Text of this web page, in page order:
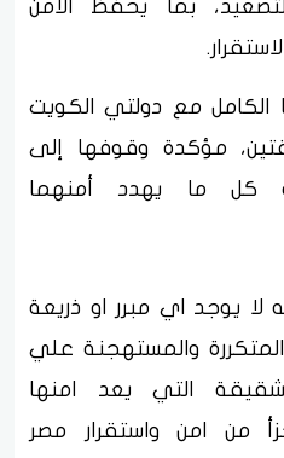
بما يحفظ الأمن
الكامل مع دولتي الكويت
مؤكدة وقوفها إلى
كل ما يهدد أمنهما
يوجد اي مبرر او ذريعة
المتكررة والمستهجنة علي
التي يعد امنها
من امن واستقرار مصر